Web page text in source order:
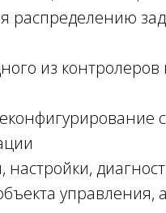
распределению
из контролеров